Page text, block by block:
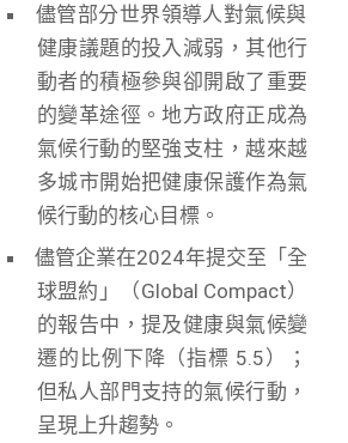
儘管部分世界領導人對氣候與
健康議題的投入減弱，其他行
動者的積極參與卻開啟了重要
的變革途徑。地方政府正成為
氣候行動的堅強支柱，越來越
多城市開始把健康保護作為氣
候行動的核心目標。
儘管企業在2024年提交至「全
球盟約」（Global Compact）
的報告中，提及健康與氣候變
遷的比例下降（指標 5.5）；
但私人部門支持的氣候行動，
呈現上升趨勢。